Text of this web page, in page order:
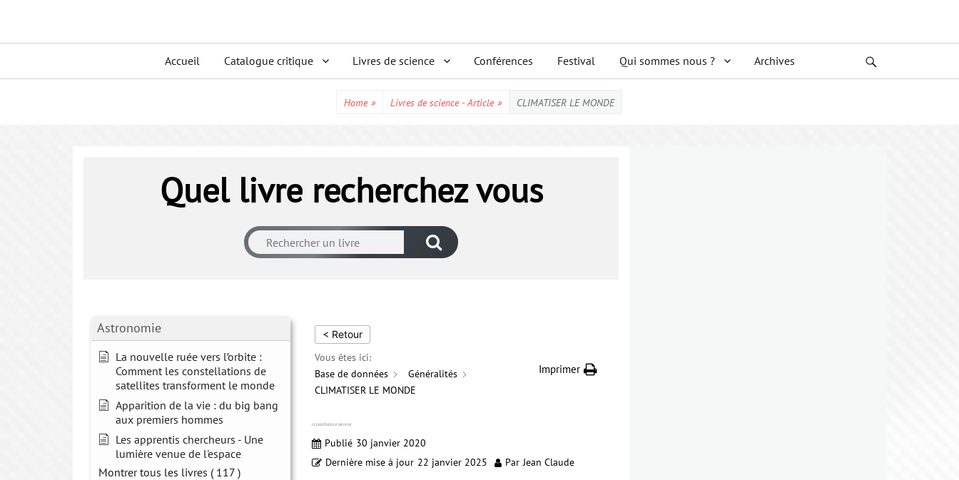
menu
Accueil Catalogue critique Livres de science Conférences Festival Qui sommes nous ? Archives
Home » Livres de science - Article » CLIMATISER LE MONDE
Quel livre recherchez vous
Astronomie
La nouvelle ruée vers l’orbite :
Comment les constellations de
satellites transforment le monde
Apparition de la vie : du big bang
aux premiers hommes
Les apprentis chercheurs - Une
lumière venue de l'espace
Montrer tous les livres ( 117 )
< Retour
Vous êtes ici:
Base de données
Généralités
CLIMATISER LE MONDE
Imprimer
CLIMATISER LE MONDE
Publié 30 janvier 2020
Dernière mise à jour 22 janvier 2025 Par Jean Claude